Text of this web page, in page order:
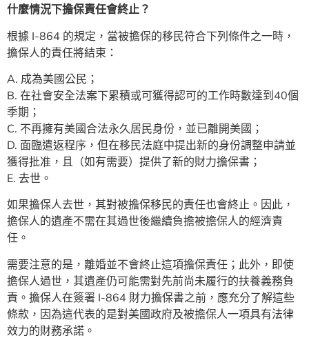
什麼情況下擔保責任會終止？
根據 I-864 的規定，當被擔保的移民符合下列條件之一時，
擔保人的責任將結束：
A. 成為美國公民；
B. 在社會安全法案下累積或可獲得認可的工作時數達到40個
季期；
C. 不再擁有美國合法永久居民身份，並已離開美國；
D. 面臨遣返程序，但在移民法庭中提出新的身份調整申請並
獲得批准，且（如有需要）提供了新的財力擔保書；
E. 去世。
如果擔保人去世，其對被擔保移民的責任也會終止。因此，
擔保人的遺產不需在其過世後繼續負擔被擔保人的經濟責
任。
需要注意的是，離婚並不會終止這項擔保責任；此外，即使
擔保人過世，其遺產仍可能需對先前尚未履行的扶養義務負
責。擔保人在簽署 I-864 財力擔保書之前，應充分了解這些
條款，因為這代表的是對美國政府及被擔保人一項具有法律
效力的財務承諾。